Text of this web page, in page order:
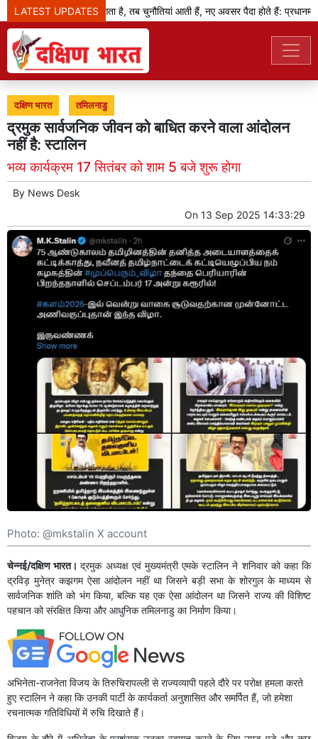
LATEST UPDATES
जब बदलाव का दौर आता है, तब चुनौतियां आती हैं, नए अवसर पैदा होते हैं: प्रधानमंत्री
दक्षिण भारत तमिलनाडु
द्रमुक सार्वजनिक जीवन को बाधित करने वाला आंदोलन
नहीं है: स्टालिन
भव्य कार्यक्रम 17 सितंबर को शाम 5 बजे शुरू होगा
By News Desk
On 13 Sep 2025 14:33:29
Photo: @mkstalin X account
चेन्नई/दक्षिण भारत।द्रमुक अध्यक्ष एवं मुख्यमंत्री एमके स्टालिन ने शनिवार को कहा कि
द्रविड़ मुनेत्र कझगम ऐसा आंदोलन नहीं था जिसने बड़ी सभा के शोरगुल के माध्यम से
सार्वजनिक शांति को भंग किया, बल्कि यह एक ऐसा आंदोलन था जिसने राज्य की विशिष्ट
पहचान को संरक्षित किया और आधुनिक तमिलनाडु का निर्माण किया।
अभिनेता-राजनेता विजय के तिरुचिरापल्ली से राज्यव्यापी पहले दौरे पर परोक्ष हमला करते
हुए स्टालिन ने कहा कि उनकी पार्टी के कार्यकर्ता अनुशासित और समर्पित हैं, जो हमेशा
रचनात्मक गतिविधियों में रुचि दिखाते हैं।